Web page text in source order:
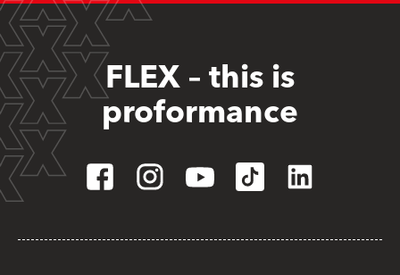
FLEX – this is
proformance